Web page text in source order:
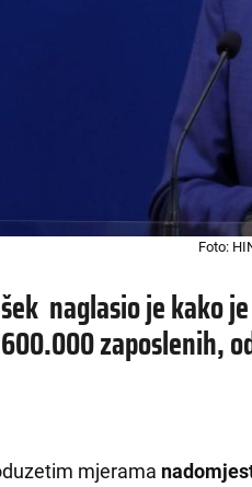
Foto:
naglasio je kako
zaposlenih,
mjerama